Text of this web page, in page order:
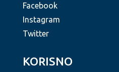
Facebook
Instagram
Twitter
KORISNO